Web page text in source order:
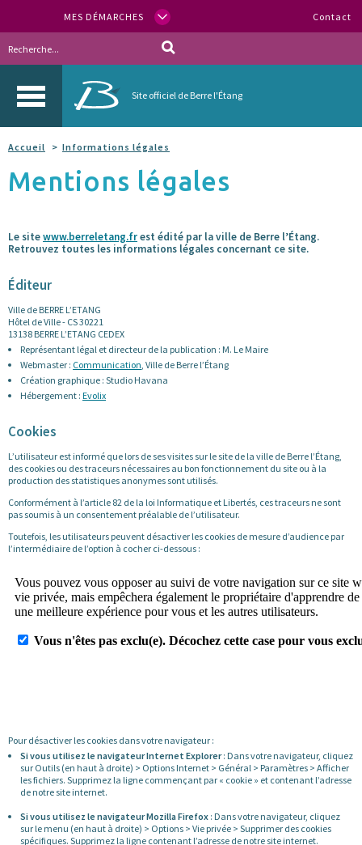
MES DÉMARCHES Contact
Site officiel de Berre l'Étang
Accueil Informations légales
Mentions légales
Le sitewww.berreletang.frest édité par la ville de Berre l’Étang.
Retrouvez toutes les informations légales concernant ce site.
Éditeur
Ville de BERRE L’ETANG
Hôtel de Ville - CS 30221
13138 BERRE L’ETANG CEDEX
Représentant légal et directeur de la publication : M. Le Maire
Webmaster : Communication , Ville de Berre l’Étang
Création graphique : Studio Havana
Hébergement : Evolix
Cookies
L’utilisateur est informé que lors de ses visites sur le site de la ville de Berre l’Étang,
des cookies ou des traceurs nécessaires au bon fonctionnement du site ou à la
production des statistiques anonymes sont utilisés.
Conformément à l’article 82 de la loi Informatique et Libertés, ces traceurs ne sont
pas soumis à un consentement préalable de l’utilisateur.
Toutefois, les utilisateurs peuvent désactiver les cookies de mesure d’audience par
l’intermédiaire de l’option à cocher ci-dessous :
Pour désactiver les cookies dans votre navigateur :
Si vous utilisez le navigateur Internet Explorer: Dans votre navigateur, cliquez
sur Outils (en haut à droite) > Options Internet > Général > Paramètres > Afficher
les fichiers. Supprimez la ligne commençant par « cookie » et contenant l’adresse
de notre site internet.
Si vous utilisez le navigateur Mozilla Firefox : Dans votre navigateur, cliquez
sur le menu (en haut à droite) > Options > Vie privée > Supprimer des cookies
spécifiques. Supprimez la ligne contenant l’adresse de notre site internet.